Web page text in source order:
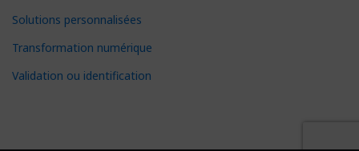
Solutions personnalisées
Transformation numérique
Validation ou identification